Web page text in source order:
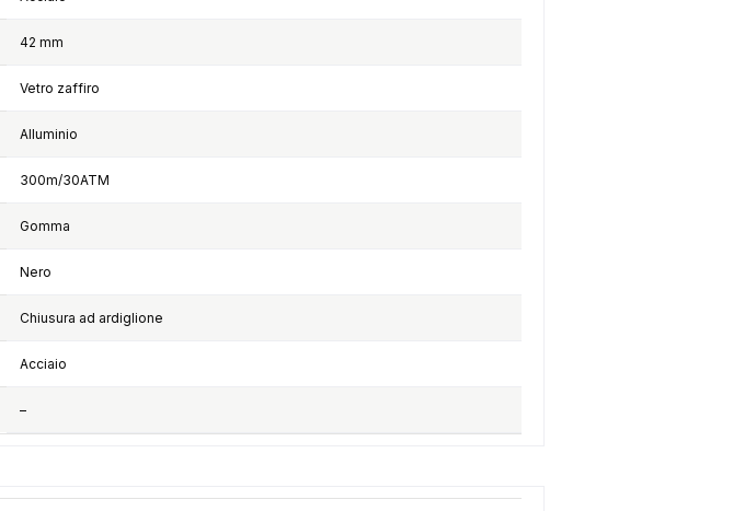
42 mm
Vetro zaffiro
Alluminio
300m/30ATM
Gomma
Nero
Chiusura ad ardiglione
Acciaio
–